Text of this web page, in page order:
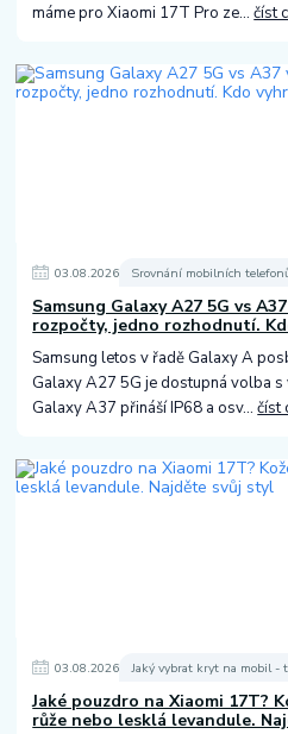
máme pro Xiaomi 17T Pro ze...číst
03.08.2026 Srovnání mobilních
Samsung Galaxy A27 5G vs
rozpočty, jedno rozhodnutí.
Samsung letos v řadě Galaxy A
Galaxy A27 5G je dostupná volba s
Galaxy A37 přináší IP68 a osv...číst
03.08.2026 Jaký vybrat kryt na mobil -
Jaké pouzdro na Xiaomi 17T?
růže nebo lesklá levandule.